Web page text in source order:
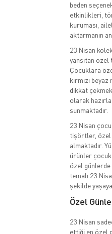
beden
etkinlikleri,
kuruması,
aktarmanın
23 Nisan
yansıtan özel
Çocuklara
kırmızı
dikkat
olarak
sunmaktadır.
23 Nisan
tişörtler, özel
almaktadır.
ürünler
özel günlerde
temalı 23
şekilde
Özel
23 Nisan
ettiği en özel